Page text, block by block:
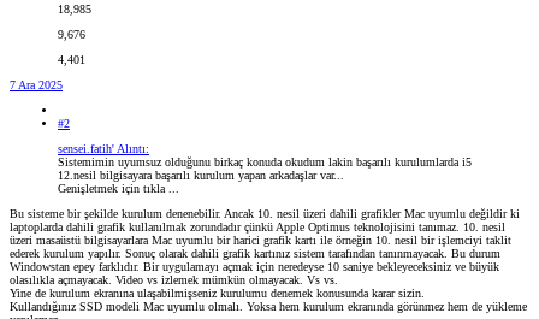
18,985
9,676
4,401
7 Ara 2025
#2
sensei.fatih' Alıntı:
Sistemimin uyumsuz olduğunu birkaç konuda okudum lakin başarılı kurulumlarda i5
12.nesil bilgisayara başarılı kurulum yapan arkadaşlar var...
Genişletmek için tıkla ...
Bu sisteme bir şekilde kurulum denenebilir. Ancak 10. nesil üzeri dahili grafikler Mac uyumlu değildir ki
laptoplarda dahili grafik kullanılmak zorundadır çünkü Apple Optimus teknolojisini tanımaz. 10. nesil
üzeri masaüstü bilgisayarlara Mac uyumlu bir harici grafik kartı ile örneğin 10. nesil bir işlemciyi taklit
ederek kurulum yapılır. Sonuç olarak dahili grafik kartınız sistem tarafından tanınmayacak. Bu durum
Windowstan epey farklıdır. Bir uygulamayı açmak için neredeyse 10 saniye bekleyeceksiniz ve büyük
olasılıkla açmayacak. Video vs izlemek mümkün olmayacak. Vs vs.
Yine de kurulum ekranına ulaşabilmişseniz kurulumu denemek konusunda karar sizin.
Kullandığınız SSD modeli Mac uyumlu olmalı. Yoksa hem kurulum ekranında görünmez hem de yükleme